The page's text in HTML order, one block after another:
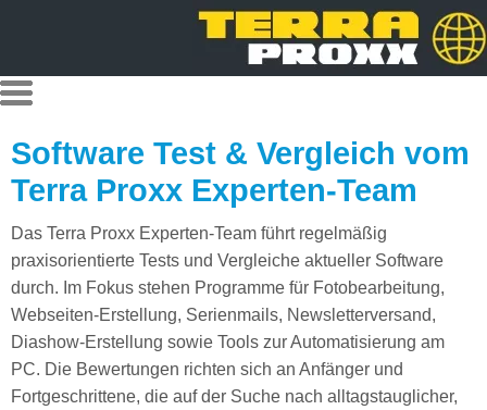
Software Test & Vergleich vom
Terra Proxx Experten-Team
Das Terra Proxx Experten-Team führt regelmäßig
praxisorientierte Tests und Vergleiche aktueller Software
durch. Im Fokus stehen Programme für Fotobearbeitung,
Webseiten-Erstellung, Serienmails, Newsletterversand,
Diashow-Erstellung sowie Tools zur Automatisierung am
PC. Die Bewertungen richten sich an Anfänger und
Fortgeschrittene, die auf der Suche nach alltagstauglicher,